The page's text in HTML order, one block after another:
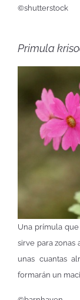
©shutterstock
Primula
Una prímula que
sirve para zonas
unas cuantas
formarán un